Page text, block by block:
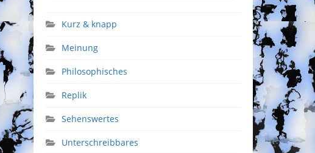
Kurz & knapp
Meinung
Philosophisches
Replik
Sehenswertes
Unterschreibbares